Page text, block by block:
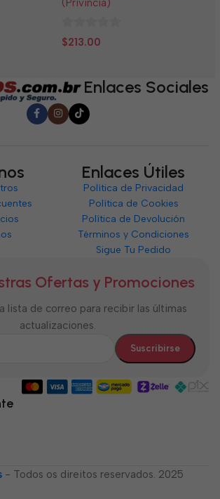
(Privincia)
0
$213.00
Enlaces Sociales
Enlaces Útiles
Política de Privacidad
Política de Cookies
Política de Devolución
Términos y Condiciones
Sigue Tu Pedido
Ofertas y Promociones
lista de correo para recibir las últimas
actualizaciones.
- Todos os direitos reservados. 2025